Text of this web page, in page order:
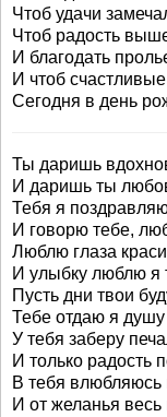
Чтоб удачи
Чтоб радость
И благодать
И чтоб
Сегодня в день
Ты даришь
И даришь ты
Тебя я
И говорю тебе,
Люблю глаза
И улыбку люблю я
Пусть дни твои
Тебе отдаю я
У тебя заберу
И только радость
В тебя влюбляюсь
И от желанья весь